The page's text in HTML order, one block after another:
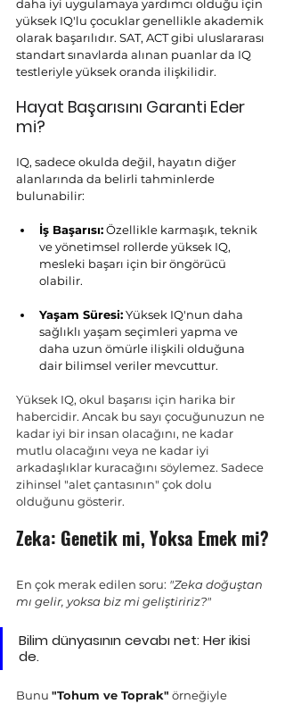
daha iyi uygulamaya yardımcı olduğu için
yüksek IQ'lu çocuklar genellikle akademik
olarak başarılıdır. SAT, ACT gibi uluslararası
standart sınavlarda alınan puanlar da IQ
testleriyle yüksek oranda ilişkilidir.
Hayat Başarısını Garanti Eder
mi?
IQ, sadece okulda değil, hayatın diğer
alanlarında da belirli tahminlerde
bulunabilir:
İş Başarısı: Özellikle karmaşık, teknik
ve yönetimsel rollerde yüksek IQ,
mesleki başarı için bir öngörücü
olabilir.
Yaşam Süresi: Yüksek IQ'nun daha
sağlıklı yaşam seçimleri yapma ve
daha uzun ömürle ilişkili olduğuna
dair bilimsel veriler mevcuttur.
Yüksek IQ, okul başarısı için harika bir
habercidir. Ancak bu sayı çocuğunuzun ne
kadar iyi bir insan olacağını, ne kadar
mutlu olacağını veya ne kadar iyi
arkadaşlıklar kuracağını söylemez. Sadece
zihinsel "alet çantasının" çok dolu
olduğunu gösterir.
Zeka: Genetik mi, Yoksa Emek mi?
En çok merak edilen soru: "Zeka doğuştan
mı gelir, yoksa biz mi geliştiririz?"
Bilim dünyasının cevabı net: Her ikisi
de.
Bunu "Tohum ve Toprak" örneğiyle